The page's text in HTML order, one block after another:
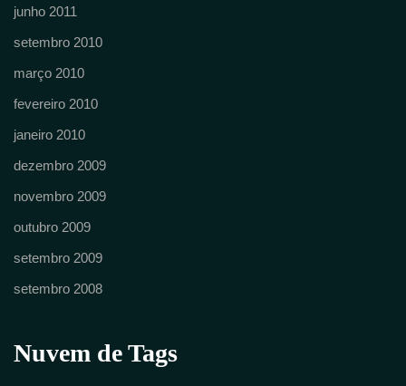
junho 2011
setembro 2010
março 2010
fevereiro 2010
janeiro 2010
dezembro 2009
novembro 2009
outubro 2009
setembro 2009
setembro 2008
Nuvem de Tags